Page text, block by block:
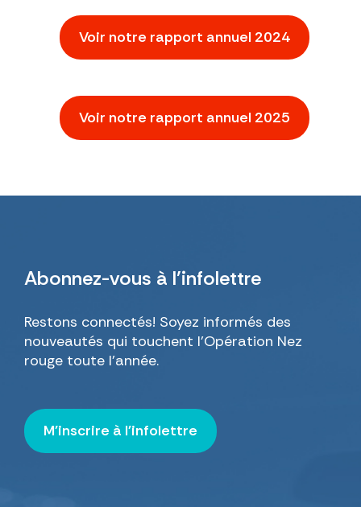
Voir notre rapport annuel 2024
Voir notre rapport annuel 2025
Abonnez-vous à l’infolettre
Restons connectés! Soyez informés des
nouveautés qui touchent l’Opération Nez
rouge toute l’année.
M'inscrire à l'infolettre